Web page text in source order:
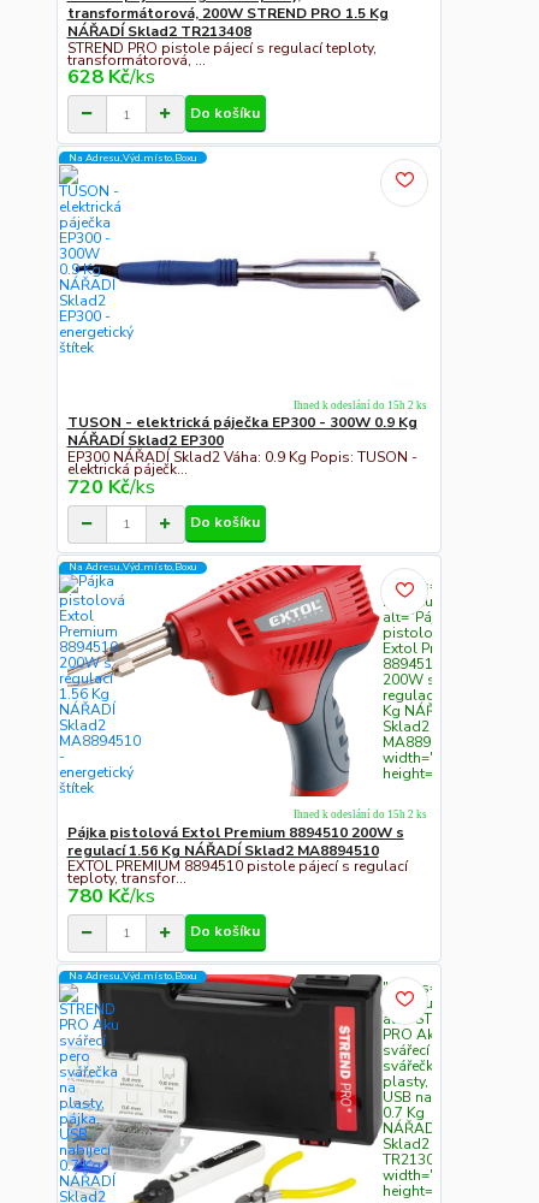
transformátorová, 200W STREND PRO 1.5 Kg
NÁŘADÍ Sklad2 TR213408
STREND PRO pistole pájecí s regulací teploty,
transformátorová, ...
628 Kč/ks
Do košíku
Na Adresu,Výd.místo,Boxu
TUSON - elektrická páječka EP300 - 300W 0.9 Kg
NÁŘADÍ Sklad2 EP300
EP300 NÁŘADÍ Sklad2 Váha: 0.9 Kg Popis: TUSON -
elektrická páječk...
720 Kč/ks
Ihned k odeslání do 15h 2 ks
Do košíku
Na Adresu,Výd.místo,Boxu
" class="c311
img-fluid"
alt="Pájka
pistolová
Extol Premium
8894510
200W s
regulací 1.56
Kg NÁŘADÍ
Sklad2
MA8894510"
width="300"
height="300">
Pájka pistolová Extol Premium 8894510 200W s
regulací 1.56 Kg NÁŘADÍ Sklad2 MA8894510
EXTOL PREMIUM 8894510 pistole pájecí s regulací
teploty, transfor...
780 Kč/ks
Ihned k odeslání do 15h 2 ks
Do košíku
Na Adresu,Výd.místo,Boxu
" class="c311
img-fluid"
alt="STREND
PRO Aku
svářecí pero
svářečka na
plasty, pájka,
USB nabíjecí
0.7 Kg
NÁŘADÍ
Sklad2
TR2130064"
width="300"
height="300">